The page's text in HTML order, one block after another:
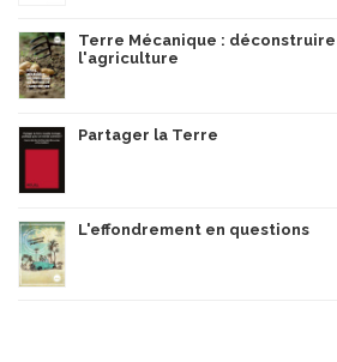
Terre Mécanique :
l'agriculture
Partager la Terre
L'effondrement en questions